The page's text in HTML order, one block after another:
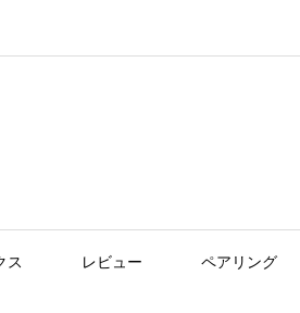
ス レビュー ペアリング